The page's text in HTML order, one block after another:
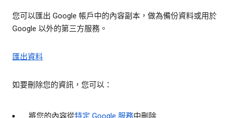
您可以匯出 Google 帳戶中的內容副本，做為備份資料或用於
Google 以外的第三方服務。
匯出資料
如要刪除您的資訊，您可以：
將您的內容從特定 Google 服務中刪除